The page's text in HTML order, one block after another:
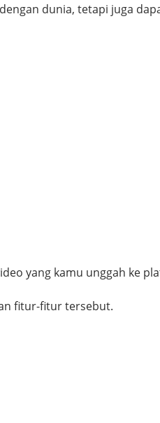
dunia, tetapi juga
yang kamu unggah ke
fitur-fitur tersebut.